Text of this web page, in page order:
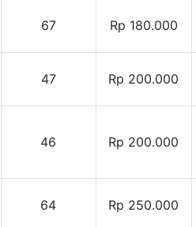
67 Rp 180.000
47 Rp 200.000
46 Rp 200.000
64 Rp 250.000